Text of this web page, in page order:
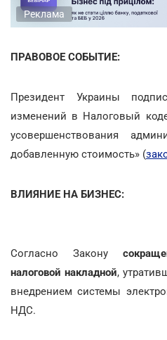
Реклама
ПРАВОВОЕ СОБЫТИЕ:
Президент Украины
изменений в Налоговый
усовершенствования
добавленную стоимость» (
ВЛИЯНИЕ НА БИЗНЕС:
Согласно Закону
налоговой накладной,
внедрением системы
НДС.